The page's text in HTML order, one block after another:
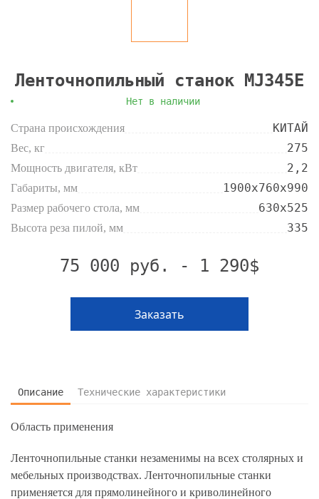
Ленточнопильный станок MJ345E
Нет в наличии
Страна происхождения КИТАЙ
Вес, кг 275
Мощность двигателя, кВт 2,2
Габариты, мм 1900х760х990
Размер рабочего стола, мм 630х525
Высота реза пилой, мм 335
75 000 руб. - 1 290$
Заказать
Описание Технические характеристики
Область применения
Ленточнопильные станки незаменимы на всех столярных и
мебельных производствах. Ленточнопильные станки
применяется для прямолинейного и криволинейного